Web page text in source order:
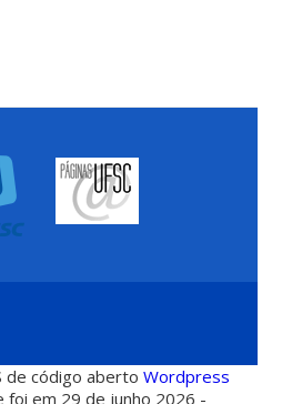
de código abertoWordpress
foi em 29 de junho 2026 -